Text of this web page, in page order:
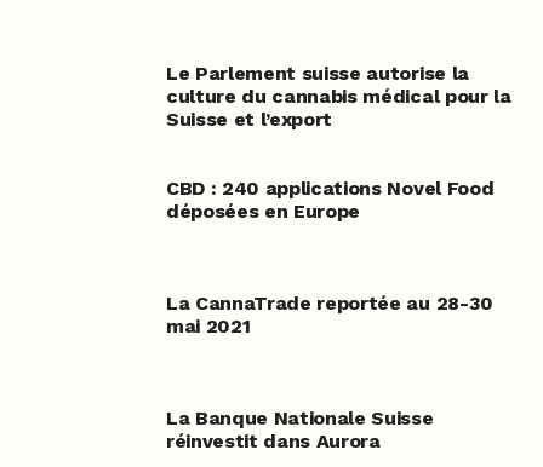
Le Parlement suisse autorise la
culture du cannabis médical pour la
Suisse et l’export
CBD : 240 applications Novel Food
déposées en Europe
La CannaTrade reportée au 28-30
mai 2021
La Banque Nationale Suisse
réinvestit dans Aurora